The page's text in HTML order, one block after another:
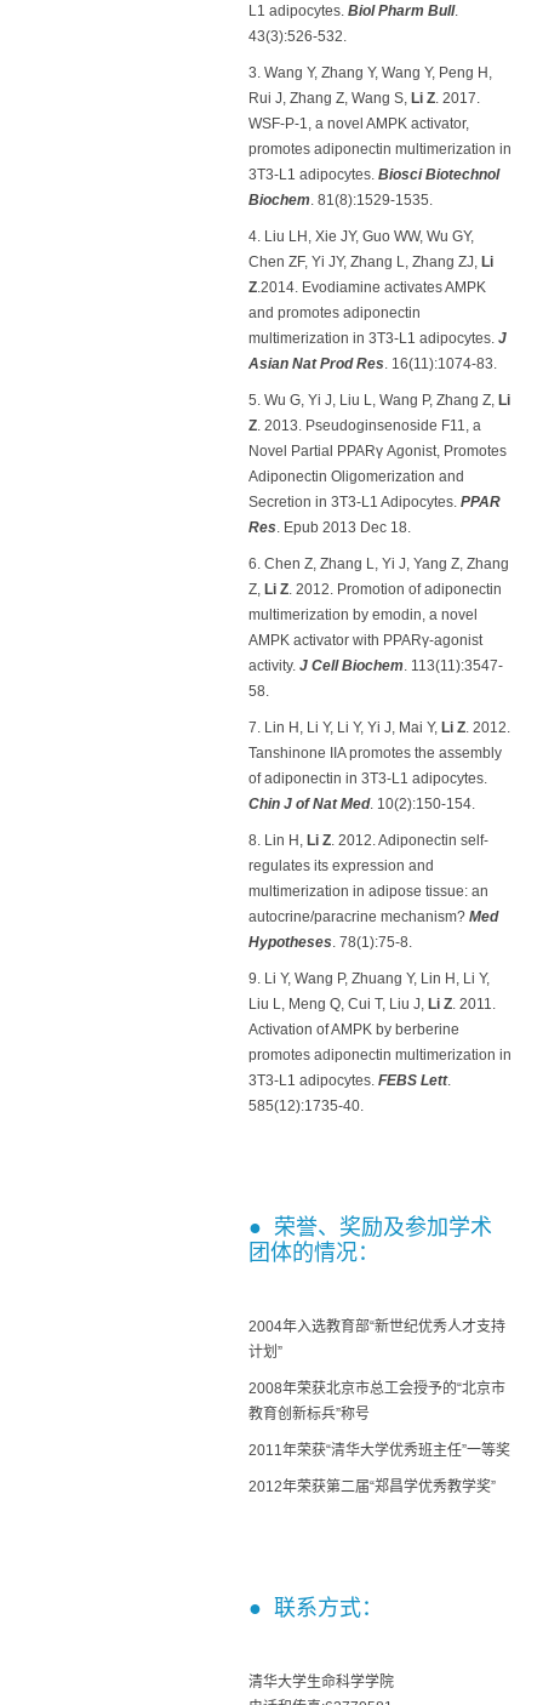
L1 adipocytes. Biol Pharm Bull.
43(3):526-532.
3. Wang Y, Zhang Y, Wang Y, Peng H,
Rui J, Zhang Z, Wang S, Li Z . 2017.
WSF-P-1, a novel AMPK activator,
promotes adiponectin multimerization in
3T3-L1 adipocytes. Biosci Biotechnol
Biochem . 81(8):1529-1535.
4. Liu LH, Xie JY, Guo WW, Wu GY,
Chen ZF, Yi JY, Zhang L, Zhang ZJ, Li
Z .2014. Evodiamine activates AMPK
and promotes adiponectin
multimerization in 3T3-L1 adipocytes. J
Asian Nat Prod Res . 16(11):1074-83.
5. Wu G, Yi J, Liu L, Wang P, Zhang Z, Li
Z . 2013. Pseudoginsenoside F11, a
Novel Partial PPARγ Agonist, Promotes
Adiponectin Oligomerization and
Secretion in 3T3-L1 Adipocytes. PPAR
Res . Epub 2013 Dec 18.
6. Chen Z, Zhang L, Yi J, Yang Z, Zhang
Z, Li Z . 2012. Promotion of adiponectin
multimerization by emodin, a novel
AMPK activator with PPARγ-agonist
activity. J Cell Biochem . 113(11):3547-
58.
7. Lin H, Li Y, Li Y, Yi J, Mai Y, Li Z . 2012.
Tanshinone IIA promotes the assembly
of adiponectin in 3T3-L1 adipocytes.
Chin J of Nat Med. 10(2):150-154.
8. Lin H, Li Z . 2012. Adiponectin self-
regulates its expression and
multimerization in adipose tissue: an
autocrine/paracrine mechanism? Med
Hypotheses . 78(1):75-8.
9. Li Y, Wang P, Zhuang Y, Lin H, Li Y,
Liu L, Meng Q, Cui T, Liu J, Li Z . 2011.
Activation of AMPK by berberine
promotes adiponectin multimerization in
3T3-L1 adipocytes. FEBS Lett.
585(12):1735-40.
● 荣誉、奖励及参加学术
团体的情况：
2004年入选教育部“新世纪优秀人才支持
计划”
2008年荣获北京市总工会授予的“北京市
教育创新标兵”称号
2011年荣获“清华大学优秀班主任”一等奖
2012年荣获第二届“郑昌学优秀教学奖”
● 联系方式：
清华大学生命科学学院